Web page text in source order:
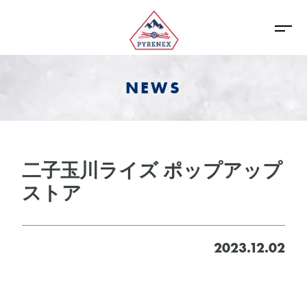
NEWS
二子玉川ライズ ポップアップ
ストア
2023.12.02